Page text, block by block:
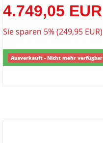
4.749,05 EUR
Sie sparen 5% (249,95 EUR)
Ausverkauft - Nicht mehr verfügbar